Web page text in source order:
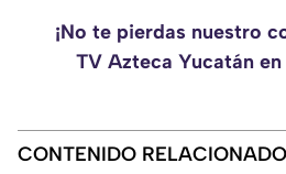
¡No te pierdas nuestro
TV Azteca Yucatán
CONTENIDO RELACIONADO